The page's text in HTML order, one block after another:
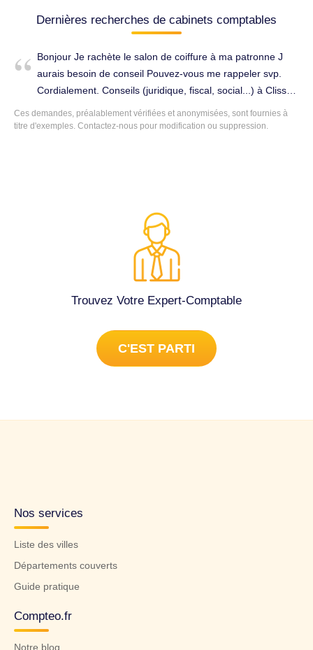
Dernières recherches de cabinets comptables
Bonjour Je rachète le salon de coiffure à ma patronne J
aurais besoin de conseil Pouvez-vous me rappeler svp.
Cordialement. Conseils (juridique, fiscal, social...) à Clisson
(44190).
Ces demandes, préalablement vérifiées et anonymisées, sont fournies à
titre d'exemples. Contactez-nous pour modification ou suppression.
Trouvez Votre Expert-Comptable
C'EST PARTI
Liste des villes
Départements couverts
Guide pratique
Notre blog